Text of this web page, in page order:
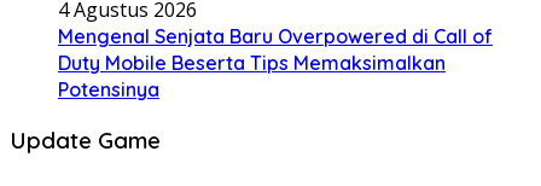
4 Agustus 2026
Mengenal Senjata Baru Overpowered di Call of
Duty Mobile Beserta Tips Memaksimalkan
Potensinya
Update Game